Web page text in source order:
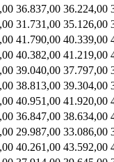
36.837,00 36.224,00
31.731,00 35.126,00
41.790,00 40.339,00
40.382,00 41.219,00
39.040,00 37.797,00
38.813,00 39.304,00
40.951,00 41.920,00
36.847,00 38.634,00
29.987,00 33.086,00
40.261,00 43.592,00